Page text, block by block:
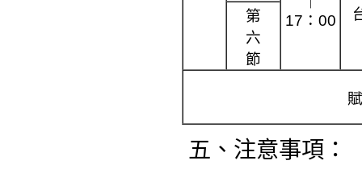
17：00
第
六
節
五、注意事項：